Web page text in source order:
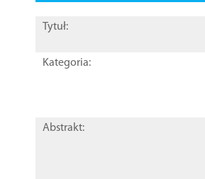
Tytuł:
Kategoria:
Abstrakt: